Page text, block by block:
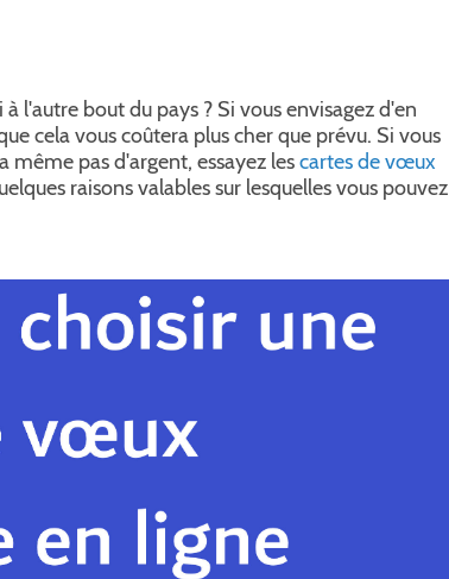
l'autre bout du pays ? Si vous envisagez d'en
cela vous coûtera plus cher que prévu. Si vous
même pas d'argent, essayez lescartes de vœux
raisons valables sur lesquelles vous pouvez